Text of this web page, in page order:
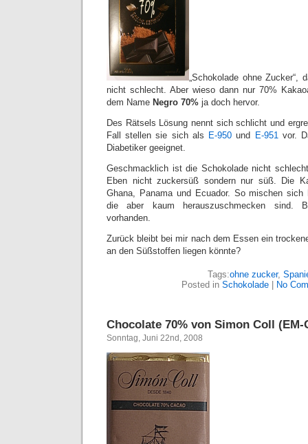
„Schokolade ohne Zucker“,
nicht schlecht. Aber wieso dann nur 70%
dem Name Negro 70% ja doch hervor.
Des Rätsels Lösung nennt sich schlicht und
Fall stellen sie sich als E-950 und E-951vor.
Diabetiker geeignet.
Geschmacklich ist die Schokolade nicht
Eben nicht zuckersüß sondern nur süß. Die
Ghana, Panama und Ecuador. So mischen sich
die aber kaum herauszuschmecken sind.
vorhanden.
Zurück bleibt bei mir nach dem Essen ein
an den Süßstoffen liegen könnte?
Tags:ohne zucker,
Posted in Schokolade No
Chocolate 70% von Simon Coll (EM-
Sonntag, Juni 22nd, 2008